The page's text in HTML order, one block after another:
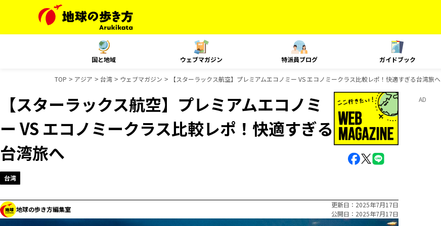
国と地域 ウェブマガジン 特派員ブログ ガイドブック
TOP アジア 台湾 ウェブマガジン 【スターラックス航空】プレミアムエコノミー VS エコノミークラス比較レポ！快適すぎる台湾旅へ
【スターラックス航空】プレミアムエコノミ
ー VS エコノミークラス比較レポ！快適すぎる
台湾旅へ
台湾
地球の歩き方編集室
更新日
2025年7月17日
公開日
2025年7月17日
AD